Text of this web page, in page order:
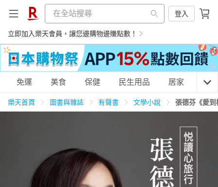
登入
立即加入樂天會員，讓您邊購物邊賺點數！
購物網分類
民生用品
居家生活 3C家電 親子玩具
免運 美食 保健 民生用品 居家 3C
樂天首頁 圖書與雜誌 有聲書 文學小說 張德芬《愛